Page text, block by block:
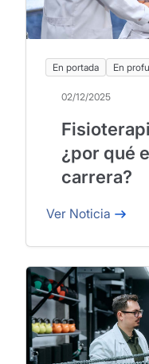
En portada En
02/12/2025
¿por qué
carrera?
Ver Noticia